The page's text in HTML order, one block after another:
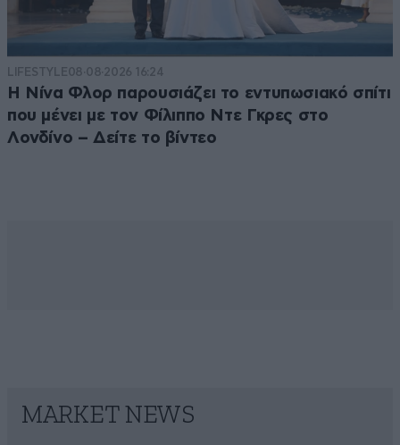
LIFESTYLE08·08·2026 16:24
Η Νίνα Φλορ παρουσιάζει το εντυπωσιακό σπίτι
που μένει με τον Φίλιππο Ντε Γκρες στο
Λονδίνο – Δείτε το βίντεο
MARKET NEWS